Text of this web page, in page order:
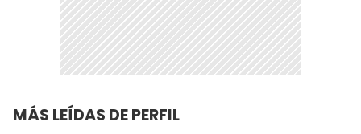
MÁS LEÍDAS DE PERFIL